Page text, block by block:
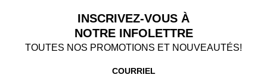
INSCRIVEZ-VOUS À
NOTRE INFOLETTRE
TOUTES NOS PROMOTIONS ET NOUVEAUTÉS!
COURRIEL